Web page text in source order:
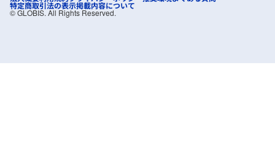
特定商取引法の表示掲載内容について
©︎ GLOBIS. All Rights Reserved.